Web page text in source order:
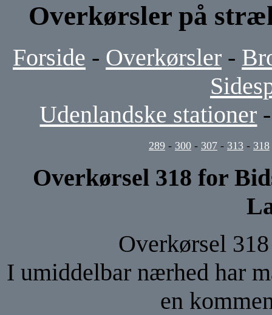
Overkørsler på
Forside - Overkørsler -
Udenlandske stationer
289 - 300 - 307 - 313 - 318
Overkørsel 318 for
Overkørsel
I umiddelbar nærhed har
en